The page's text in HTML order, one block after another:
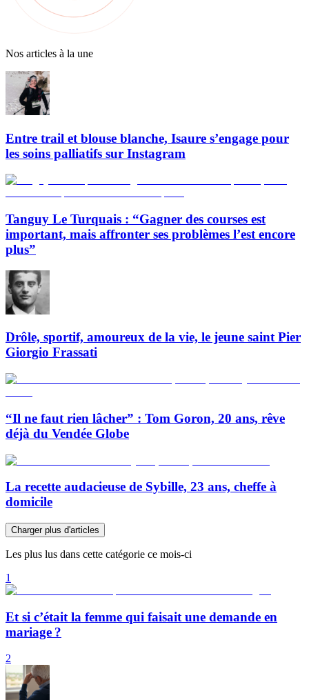
Nos articles à la une
Entre trail et blouse blanche, Isaure s’engage pour
les soins palliatifs sur Instagram
Tanguy Le Turquais : “Gagner des courses est
important, mais affronter ses problèmes l’est encore
plus”
Drôle, sportif, amoureux de la vie, le jeune saint Pier
Giorgio Frassati
“Il ne faut rien lâcher” : Tom Goron, 20 ans, rêve
déjà du Vendée Globe
La recette audacieuse de Sybille, 23 ans, cheffe à
domicile
Charger plus d'articles
Les plus lus dans cette catégorie ce mois-ci
1
Et si c’était la femme qui faisait une demande en
mariage ?
2